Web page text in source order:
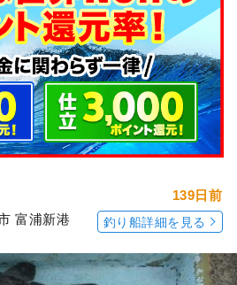
富浦新港
139日前
釣り船詳細を見る